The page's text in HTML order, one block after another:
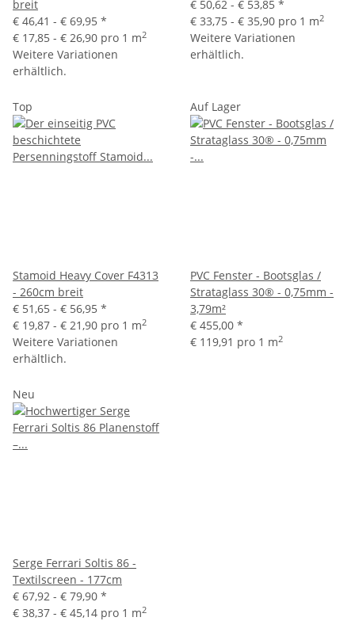
breit
€ 46,41 - € 69,95 *
€ 17,85 - € 26,90 pro 1 m2
Weitere Variationen
erhältlich.
€ 50,62 - € 53,85 *
€ 33,75 - € 35,90 pro 1 m2
Weitere Variationen
erhältlich.
Top
Stamoid Heavy Cover F4313
- 260cm breit
€ 51,65 - € 56,95 *
€ 19,87 - € 21,90 pro 1 m2
Weitere Variationen
erhältlich.
Auf Lager
PVC Fenster - Bootsglas /
Strataglass 30® - 0,75mm -
3,79m²
€ 455,00 *
€ 119,91 pro 1 m2
Neu
Serge Ferrari Soltis 86 -
Textilscreen - 177cm
€ 67,92 - € 79,90 *
€ 38,37 - € 45,14 pro 1 m2